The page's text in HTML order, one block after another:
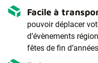
Facile à
pouvoir déplacer
d’évènements
fêtes de fin